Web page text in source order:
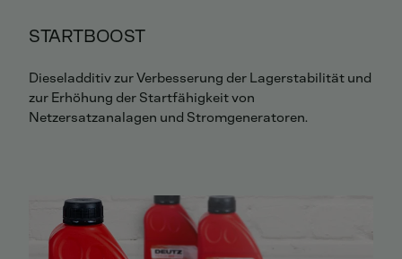
STARTBOOST
Dieseladditiv zur Verbesserung der Lagerstabilität und
zur Erhöhung der Startfähigkeit von
Netzersatzanalagen und Stromgeneratoren.